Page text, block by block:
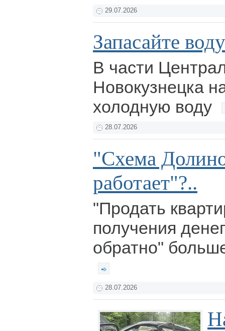
29.07.2026
Запасайте воду
В части
Новокузнецка
холодную воду
28.07.2026
"Схема
работает"?..
"Продать
получения
обратно"
28.07.2026